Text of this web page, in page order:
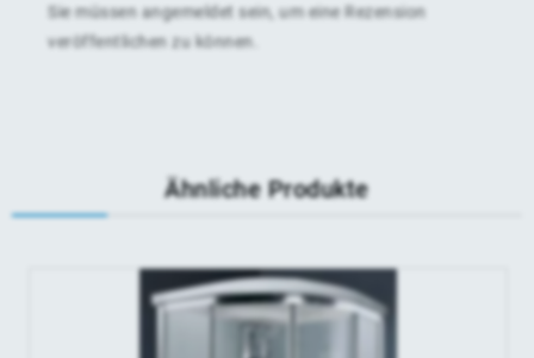
Sie müssen angemeldet sein, um eine Rezension
veröffentlichen zu können.
Ähnliche Produkte